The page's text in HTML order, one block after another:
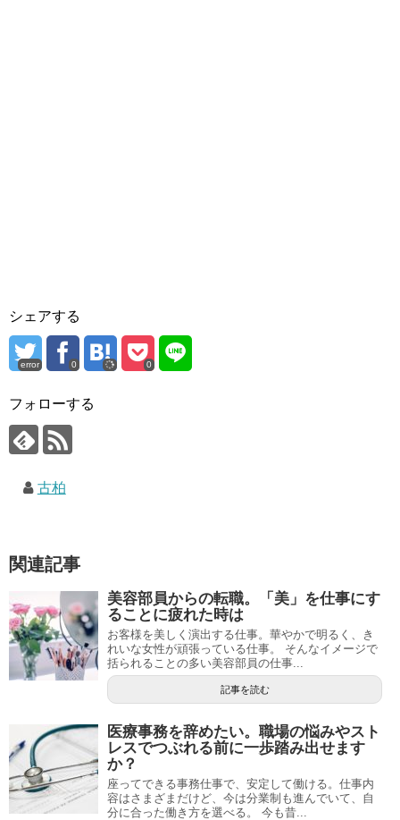
シェアする
error 0 0
フォローする
古柏
関連記事
美容部員からの転職。「美」を仕事にす
ることに疲れた時は
お客様を美しく演出する仕事。華やかで明るく、き
れいな女性が頑張っている仕事。 そんなイメージで
括られることの多い美容部員の仕事...
記事を読む
医療事務を辞めたい。職場の悩みやスト
レスでつぶれる前に一歩踏み出せます
か？
座ってできる事務仕事で、安定して働ける。仕事内
容はさまざまだけど、今は分業制も進んでいて、自
分に合った働き方を選べる。 今も昔...